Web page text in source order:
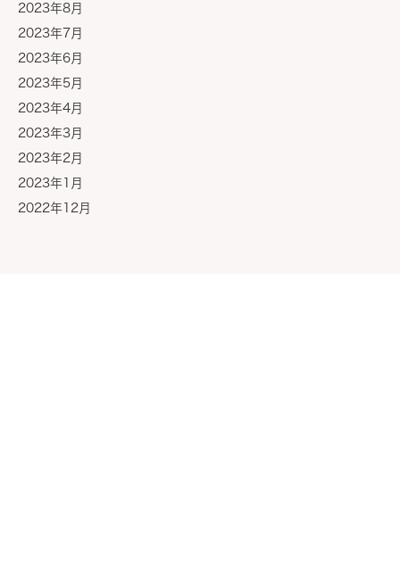
2023年8月
2023年7月
2023年6月
2023年5月
2023年4月
2023年3月
2023年2月
2023年1月
2022年12月